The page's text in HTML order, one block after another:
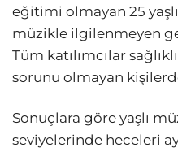
eğitimi olmayan 25
müzikle ilgilenmeyen
Tüm katılımcılar
sorunu olmayan
Sonuçlara göre yaşlı
seviyelerinde heceleri